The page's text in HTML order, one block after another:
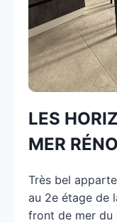
LES
MER
Très bel
au 2e étage de
front de mer du